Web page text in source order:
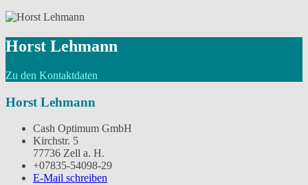
Horst Lehmann
Zu den Kontaktdaten
Horst Lehmann
Cash Optimum GmbH
Kirchstr. 5
77736 Zell a. H.
+07835-54098-29
E-Mail schreiben